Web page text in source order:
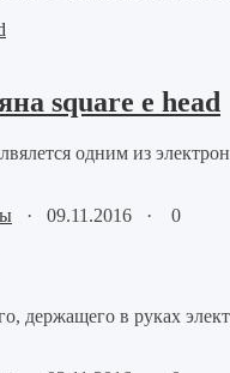
square e head
одним из
· 09.11.2016 · 0
держащего в руках